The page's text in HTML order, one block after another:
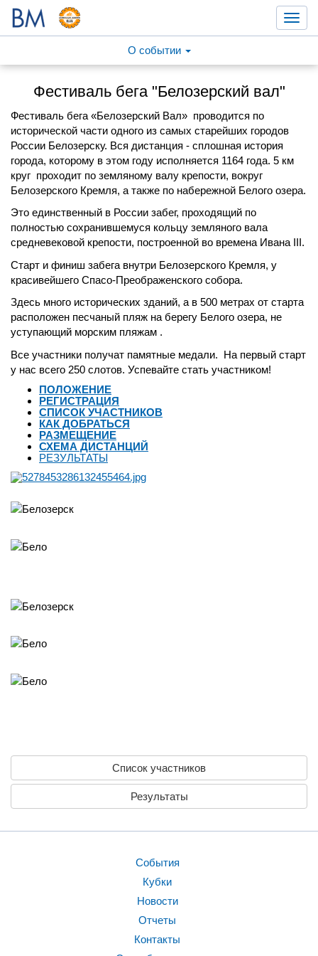
О событии
Фестиваль бега "Белозерский вал"
Фестиваль бега «Белозерский Вал» проводится по
исторической части одного из самых старейших городов
России Белозерску. Вся дистанция - сплошная история
города, которому в этом году исполняется 1164 года. 5 км
круг проходит по земляному валу крепости, вокруг
Белозерского Кремля, а также по набережной Белого озера.
Это единственный в России забег, проходящий по
полностью сохранившемуся кольцу земляного вала
средневековой крепости, построенной во времена Ивана III.
Старт и финиш забега внутри Белозерского Кремля, у
красивейшего Спасо-Преображенского собора.
Здесь много исторических зданий, а в 500 метрах от старта
расположен песчаный пляж на берегу Белого озера, не
уступающий морским пляжам .
Все участники получат памятные медали. На первый старт
у нас всего 250 слотов. Успевайте стать участником!
ПОЛОЖЕНИЕ
РЕГИСТРАЦИЯ
СПИСОК УЧАСТНИКОВ
КАК ДОБРАТЬСЯ
РАЗМЕЩЕНИЕ
СХЕМА ДИСТАНЦИЙ
РЕЗУЛЬТАТЫ
Список участников
Результаты
События
Кубки
Новости
Отчеты
Контакты